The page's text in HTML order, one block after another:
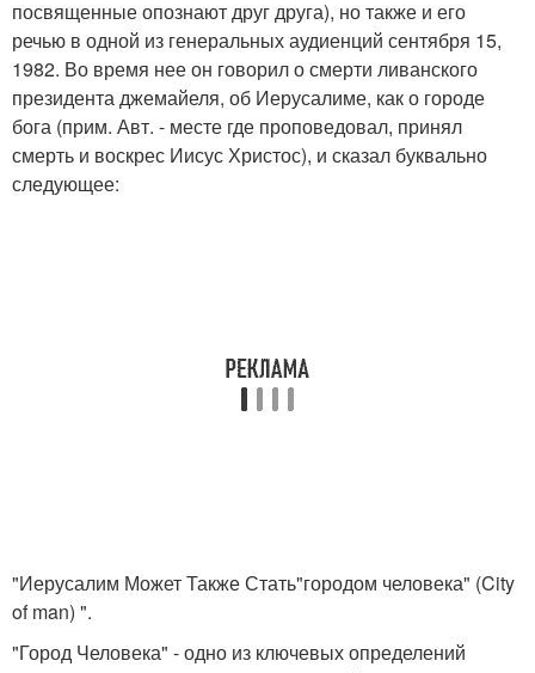
посвященные опознают друг друга), но также и его
речью в одной из генеральных аудиенций сентября 15,
1982. Во время нее он говорил о смерти ливанского
президента джемайеля, об Иерусалиме, как о городе
бога (прим. Авт. - месте где проповедовал, принял
смерть и воскрес Иисус Христос), и сказал буквально
следующее:
"Иерусалим Может Также Стать"городом человека" (City
of man) ".
"Город Человека" - одно из ключевых определений